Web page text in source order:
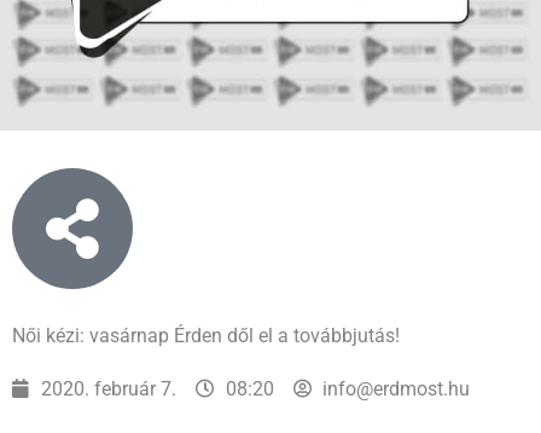
Női kézi: vasárnap Érden dől el a továbbjutás!
2020. február 7. 08:20 info@erdmost.hu